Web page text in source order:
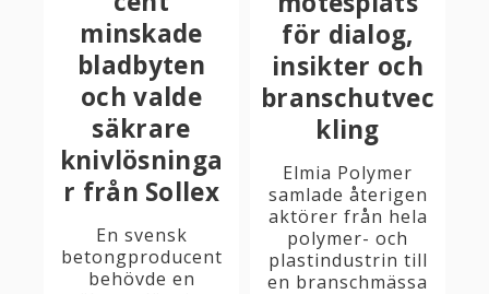
minskade
bladbyten
och valde
säkrare
knivlösninga
r från Sollex
En svensk
betongproducent
behövde en
för dialog,
insikter och
branschutvec
kling
Elmia Polymer
samlade återigen
aktörer från hela
polymer- och
plastindustrin till
en branschmässa